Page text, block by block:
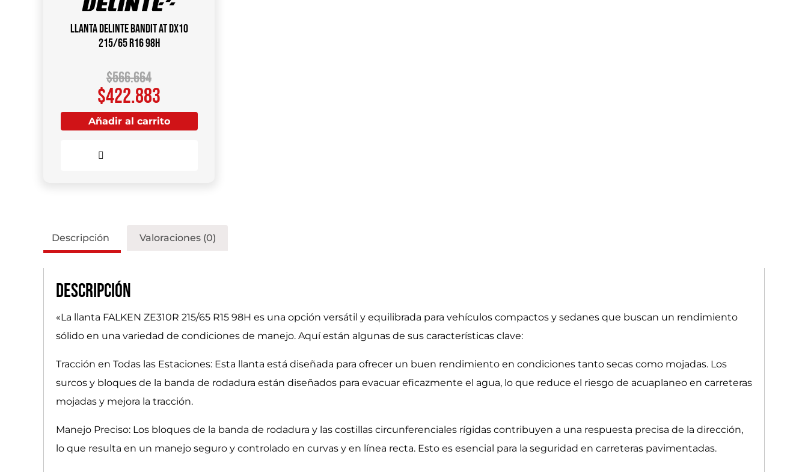
Llanta DELINTE Bandit AT DX10
215/65 R16 98H
$566.664
$422.883
Añadir al carrito
Descripción Valoraciones (0)
Descripción
«La llanta FALKEN ZE310R 215/65 R15 98H es una opción versátil y equilibrada para vehículos compactos y sedanes que buscan un rendimiento
sólido en una variedad de condiciones de manejo. Aquí están algunas de sus características clave:
Tracción en Todas las Estaciones: Esta llanta está diseñada para ofrecer un buen rendimiento en condiciones tanto secas como mojadas. Los
surcos y bloques de la banda de rodadura están diseñados para evacuar eficazmente el agua, lo que reduce el riesgo de acuaplaneo en carreteras
mojadas y mejora la tracción.
Manejo Preciso: Los bloques de la banda de rodadura y las costillas circunferenciales rígidas contribuyen a una respuesta precisa de la dirección,
lo que resulta en un manejo seguro y controlado en curvas y en línea recta. Esto es esencial para la seguridad en carreteras pavimentadas.